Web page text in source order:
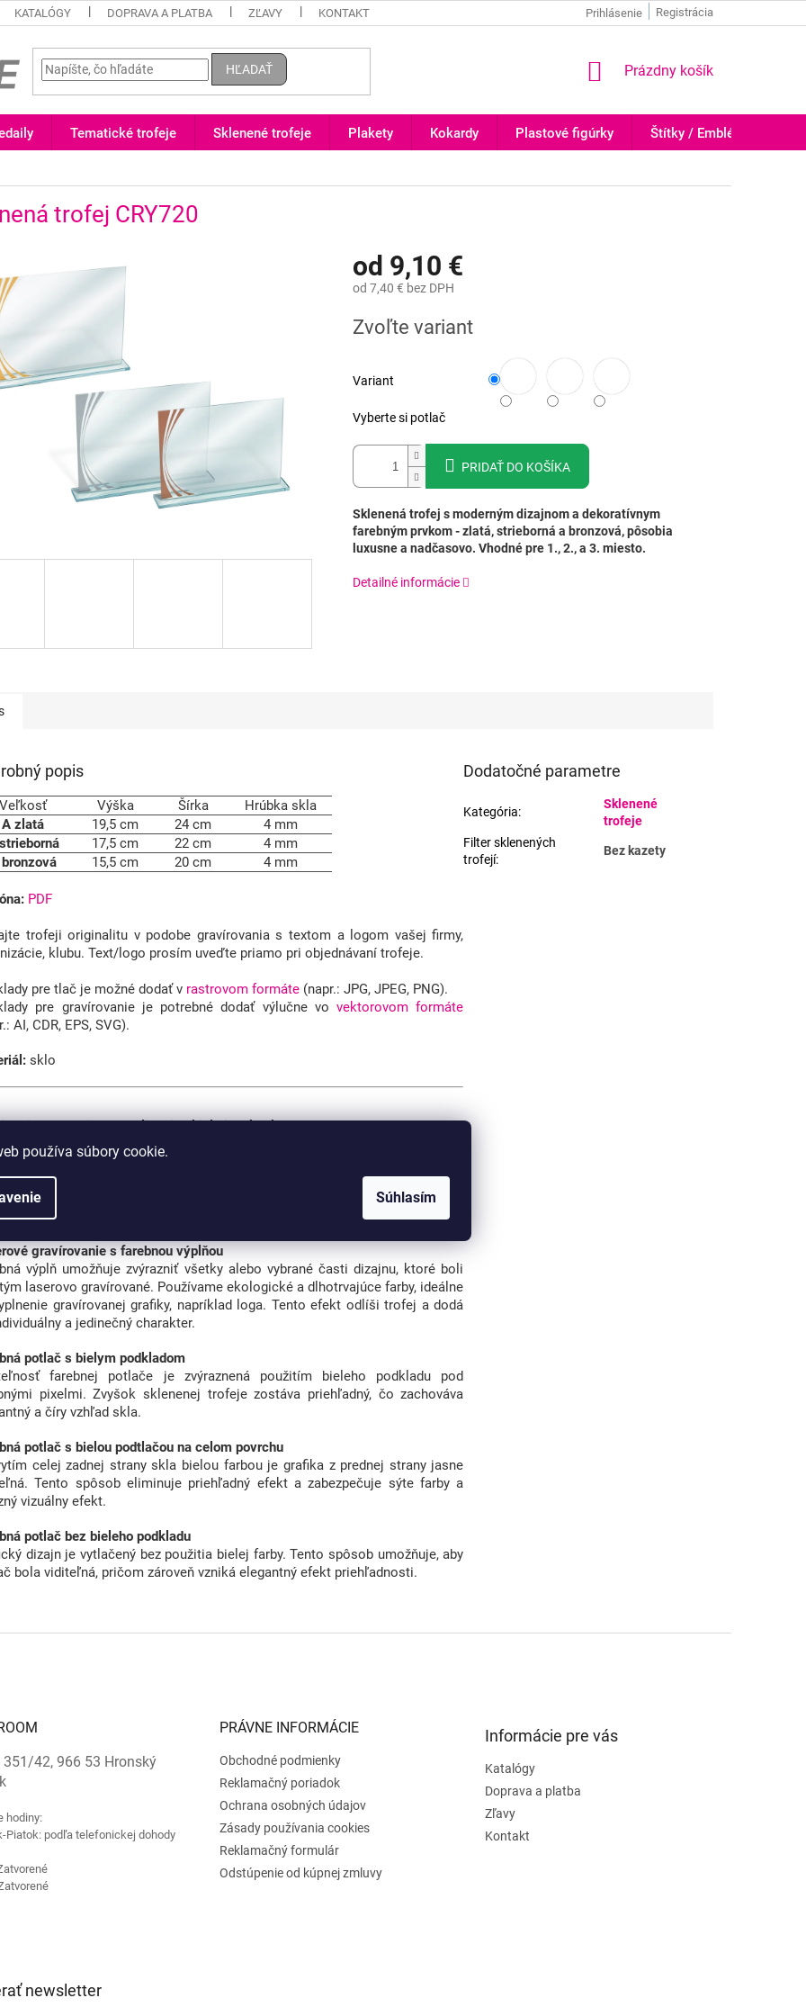
používa súbory cookie.
Súhlasím
KATALÓGY DOPRAVA A PLATBA ZĽAVY KONTAKT Registrácia
Prihlásenie
HĽADAŤ
NÁKUPNÝ
Prázdny košík
Tematické trofeje Sklenené trofeje Plakety Kokardy Plastové figúrky Štítky / Emblémy
trofej CRY720
od 9,10 €
od 7,40 € bez DPH
cena:
Zvoľte variant
Variant
Vyberte si potlač
PRIDAŤ DO KOŠÍKA
Sklenená trofej s moderným dizajnom a dekoratívnym
farebným prvkom - zlatá, strieborná a bronzová, pôsobia
luxusne a nadčasovo. Vhodné pre 1., 2., a 3. miesto.
Detailné informácie
popis
Veľkosť Výška Šírka
Hrúbka skla
A zlatá
19,5 cm 24 cm
4 mm
17,5 cm 22 cm
4 mm
15,5 cm 20 cm 4 mm
PDF
trofeji originalitu v podobe gravírovania s textom a logom vašej firmy,
klubu. Text/logo prosím uveďte priamo pri objednávaní trofeje.
pre tlač je možné dodať v rastrovom formáte (napr.: JPG, JPEG, PNG).
pre gravírovanie je potrebné dodať výlučne vovektorovom formáte
AI, CDR, EPS, SVG).
sklo
si možnosti personalizácie skiel aj s ukážkou PDF.
gravírovanie
gravírovanie skleneného povrchu je najjednoduchší spôsob
trofeje. Táto metóda je mimoriadne odolná voči vonkajším
a zachováva si vysokú kvalitu aj pri dlhodobom používaní.
gravírovanie s farebnou výplňou
výplň umožňuje zvýrazniť všetky alebo vybrané časti dizajnu, ktoré boli
laserovo gravírované. Používame ekologické a dlhotrvajúce farby, ideálne
gravírovanej grafiky, napríklad loga. Tento efekt odlíši trofej a dodá
a jedinečný charakter.
potlač s bielym podkladom
farebnej potlače je zvýraznená použitím bieleho podkladu pod
pixelmi. Zvyšok sklenenej trofeje zostáva priehľadný, čo zachováva
a číry vzhľad skla.
potlač s bielou podtlačou na celom povrchu
celej zadnej strany skla bielou farbou je grafika z prednej strany jasne
Tento spôsob eliminuje priehľadný efekt a zabezpečuje sýte farby a
vizuálny efekt.
potlač bez bieleho podkladu
dizajn je vytlačený bez použitia bielej farby. Tento spôsob umožňuje, aby
bola viditeľná, pričom zároveň vzniká elegantný efekt priehľadnosti.
Dodatočné parametre
Kategória:
Sklenené
trofeje
Filter sklenených
trofejí:
Bez kazety
351/42, 966 53 Hronský
hodiny:
Piatok: podľa telefonickej dohody
PRÁVNE INFORMÁCIE
Obchodné podmienky
Reklamačný poriadok
Ochrana osobných údajov
Zásady používania cookies
Reklamačný formulár
Odstúpenie od kúpnej zmluvy
Informácie pre vás
Katalógy
Doprava a platba
Zľavy
Kontakt
newsletter